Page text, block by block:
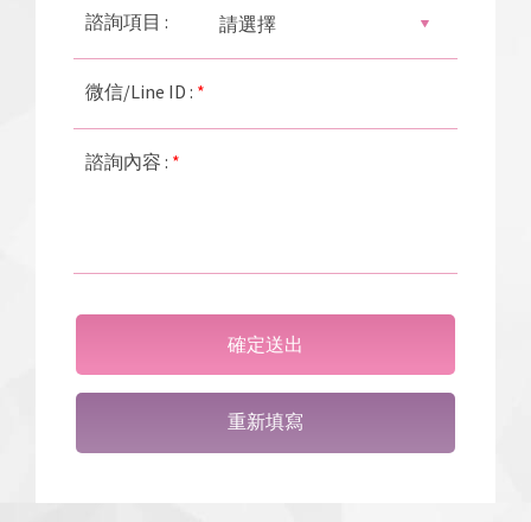
諮詢項目 :
微信/Line ID : *
諮詢內容 : *
確定送出
重新填寫